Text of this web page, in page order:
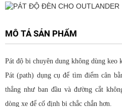
MÔ TẢ SẢN PHẨM
Pát độ bi chuyên dung không dùng keo
Pát (path) dụng cụ để tìm điểm cân
thẳng như ban đầu và đường cắt
dòng xe để cố định bi chắc chắn hơn.